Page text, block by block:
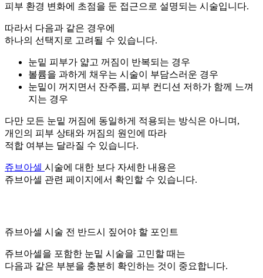
피부 환경 변화에 초점을 둔 접근으로 설명되는 시술입니다.
따라서 다음과 같은 경우에
하나의 선택지로 고려될 수 있습니다.
눈밑 피부가 얇고 꺼짐이 반복되는 경우
볼륨을 과하게 채우는 시술이 부담스러운 경우
눈밑이 꺼지면서 잔주름, 피부 컨디션 저하가 함께 느껴
지는 경우
다만 모든 눈밑 꺼짐에 동일하게 적용되는 방식은 아니며,
개인의 피부 상태와 꺼짐의 원인에 따라
적합 여부는 달라질 수 있습니다.
쥬브아셀 시술에 대한 보다 자세한 내용은
쥬브아셀 관련 페이지에서 확인할 수 있습니다.
쥬브아셀 시술 전 반드시 짚어야 할 포인트
쥬브아셀을 포함한 눈밑 시술을 고민할 때는
다음과 같은 부분을 충분히 확인하는 것이 중요합니다.